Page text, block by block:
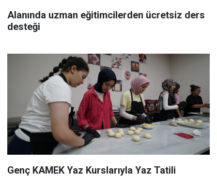
Alanında uzman eğitimcilerden ücretsiz ders
desteği
Genç KAMEK Yaz Kurslarıyla Yaz Tatili